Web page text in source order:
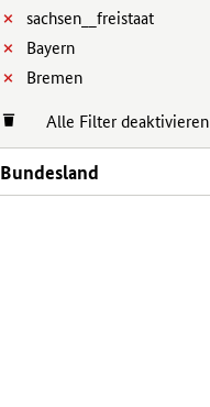
sachsen__freistaat
Bayern
Bremen
Alle Filter deaktivieren
Bundesland